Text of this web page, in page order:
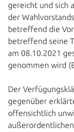
gereicht und sich
der
betreffend die
betreffend seine
am 08.10.2021
genommen wird
Der
gegenüber
offensichtlich